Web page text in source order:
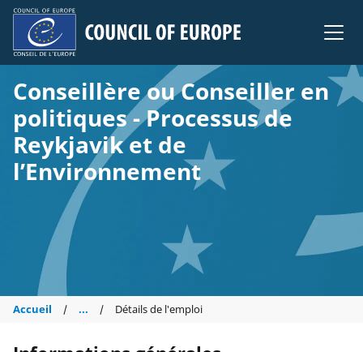
Council of Europe
Conseillère ou Conseiller en
politiques - Processus de
Reykjavik et de
l’Environnement
Accueil ... Détails de l'emploi